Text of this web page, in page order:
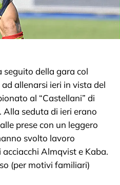
seguito della gara col
allenarsi ieri in vista del
al “Castellani” di
Alla seduta di ieri erano
prese con un leggero
svolto lavoro
Almqvist e Kaba.
(per motivi familiari)